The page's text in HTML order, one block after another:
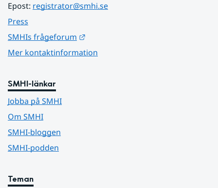
Epost: registrator@smhi.se
Press
SMHIs frågeforum
Mer kontaktinformation
SMHI-länkar
Jobba på SMHI
Om SMHI
SMHI-bloggen
SMHI-podden
Teman